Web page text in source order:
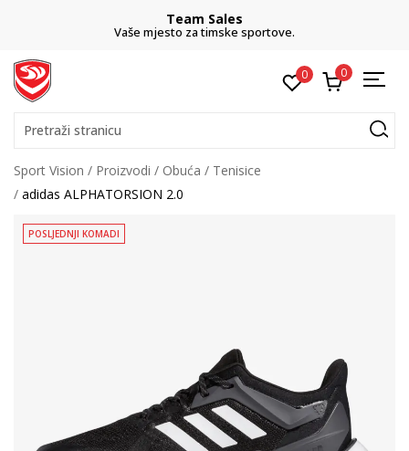
Team Sales
Vaše mjesto za timske sportove.
0 0
Pretraži stranicu
Sport Vision Proizvodi Obuća
Tenisice
adidas ALPHATORSION 2.0
POSLJEDNJI KOMADI